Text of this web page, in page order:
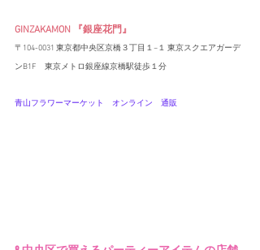
GINZAKAMON 『銀座花門』
〒104-0031 東京都中央区京橋３丁目１−１ 東京スクエアガーデ
ンB1F　東京メトロ銀座線京橋駅徒歩１分
青山フラワーマーケット　オンライン 通販